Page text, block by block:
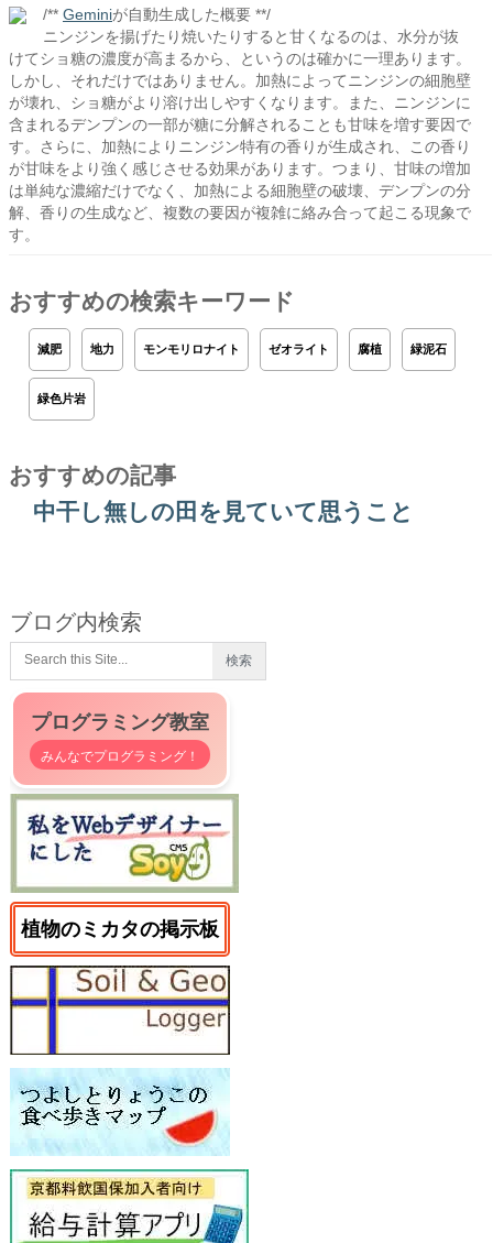
/** Geminiが自動生成した概要 **/
ニンジンを揚げたり焼いたりすると甘くなるのは、水分が抜
けてショ糖の濃度が高まるから、というのは確かに一理あります。
しかし、それだけではありません。加熱によってニンジンの細胞壁
が壊れ、ショ糖がより溶け出しやすくなります。また、ニンジンに
含まれるデンプンの一部が糖に分解されることも甘味を増す要因で
す。さらに、加熱によりニンジン特有の香りが生成され、この香り
が甘味をより強く感じさせる効果があります。つまり、甘味の増加
は単純な濃縮だけでなく、加熱による細胞壁の破壊、デンプンの分
解、香りの生成など、複数の要因が複雑に絡み合って起こる現象で
す。
おすすめの検索キーワード
減肥 地力 モンモリロナイト ゼオライト 腐植 緑泥石
緑色片岩
おすすめの記事
中干し無しの田を見ていて思うこと
ブログ内検索
プログラミング教室
みんなでプログラミング！
植物のミカタの掲示板